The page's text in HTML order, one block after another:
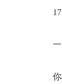
17
一
你